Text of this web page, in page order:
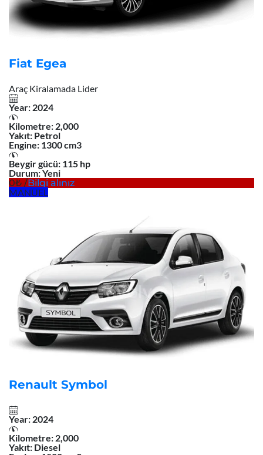
Fiat Egea
Araç Kiralamada Lider
Year: 2024
Kilometre: 2,000
Yakıt: Petrol
Engine: 1300 cm3
Beygir gücü: 115 hp
Durum:Yeni
0
/Bilgi alınız
MANUEL
Renault Symbol
Year: 2024
Kilometre: 2,000
Yakıt: Diesel